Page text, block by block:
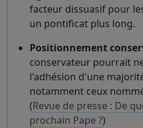
facteur dissuasif pour
un pontificat plus long.
Positionnement
conservateur pourrait
l'adhésion d'une
notamment ceux
(Revue de presse : De
prochain Pape ?)